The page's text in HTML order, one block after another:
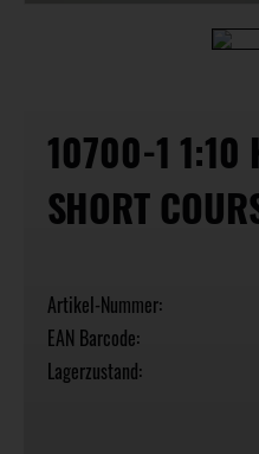
10700-1 1:10
SHORT
Artikel-Nummer:
EAN Barcode:
Lagerzustand: